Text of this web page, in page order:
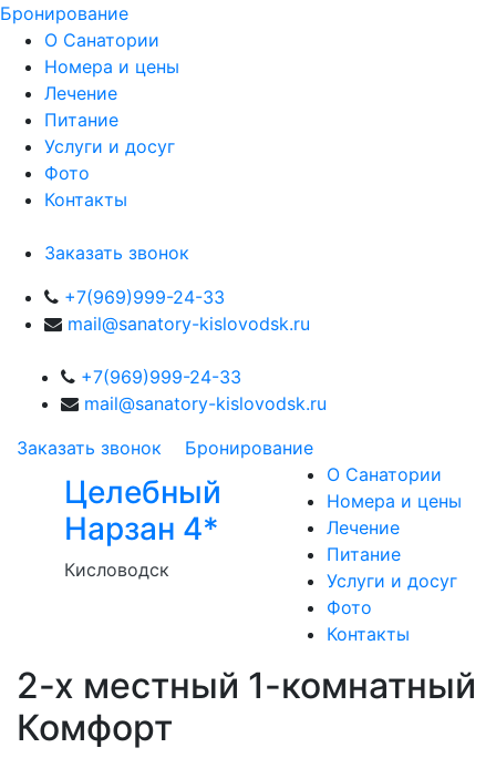
Бронирование
О Санатории
Номера и цены
Лечение
Питание
Услуги и досуг
Фото
Контакты
Заказать звонок
+7(969)999-24-33
mail@sanatory-kislovodsk.ru
+7(969)999-24-33
mail@sanatory-kislovodsk.ru
Заказать звонок
Бронирование
Целебный
Нарзан 4*
Кисловодск
О Санатории
Номера и цены
Лечение
Питание
Услуги и досуг
Фото
Контакты
2-х местный 1-комнатный
Комфорт